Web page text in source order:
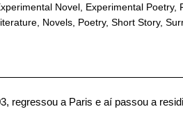
Novel Experimental Poetry,
Novels Poetry,Short Story,
regressou a Paris e aí passou a